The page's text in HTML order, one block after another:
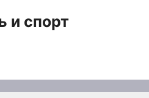
и спорт